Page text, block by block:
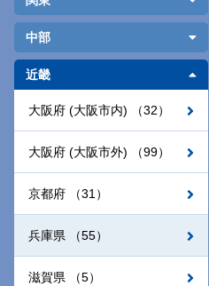
中部
近畿
大阪府 (大阪市内) （32）
大阪府 (大阪市外) （99）
京都府 （31）
兵庫県 （55）
滋賀県 （5）